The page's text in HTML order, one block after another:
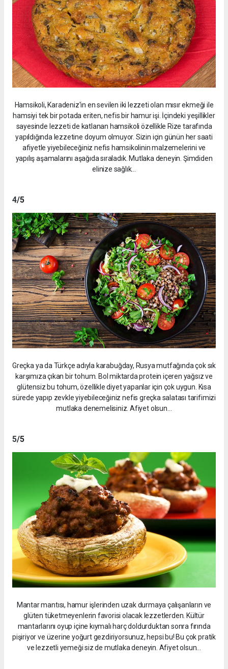
Hamsikoli, Karadeniz'in en sevilen iki lezzeti olan mısır ekmeği ile
hamsiyi tek bir potada eriten, nefis bir hamur işi. İçindeki yeşillikler
sayesinde lezzeti de katlanan hamsikoli özellikle Rize tarafında
yapıldığında lezzetine doyum olmuyor. Sizin için günün her saati
afiyetle yiyebileceğiniz nefis hamsikolinin malzemelerini ve
yapılış aşamalarını aşağıda sıraladık. Mutlaka deneyin. Şimdiden
elinize sağlık...
4/5
Greçka ya da Türkçe adıyla karabuğday, Rusya mutfağında çok sık
karşımıza çıkan bir tohum. Bol miktarda protein içeren yağsız ve
glütensiz bu tohum, özellikle diyet yapanlar için çok uygun. Kısa
sürede yapıp zevkle yiyebileceğiniz nefis greçka salatası tarifimizi
mutlaka denemelisiniz. Afiyet olsun…
5/5
Mantar mantısı, hamur işlerinden uzak durmaya çalışanların ve
glüten tüketmeyenlerin favorisi olacak lezzetlerden. Kültür
mantarlarını oyup içine kıymalı harç doldurduktan sonra fırında
pişiriyor ve üzerine yoğurt gezdiriyorsunuz, hepsi bu! Bu çok pratik
ve lezzetli yemeği siz de mutlaka deneyin. Afiyet olsun…